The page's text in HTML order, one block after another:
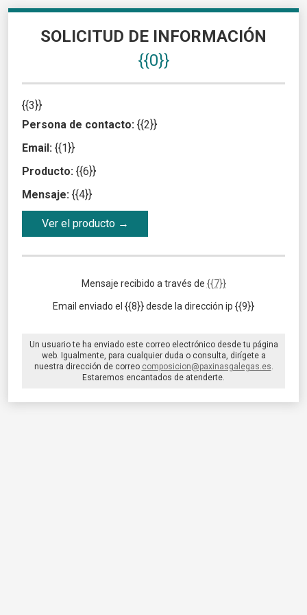
SOLICITUD DE INFORMACIÓN
{{0}}
{{3}}
Persona de contacto: {{2}}
Email: {{1}}
Producto: {{6}}
Mensaje: {{4}}
Ver el producto →
Mensaje recibido a través de {{7}}
Email enviado el {{8}} desde la dirección ip {{9}}
Un usuario te ha enviado este correo electrónico desde tu página
web. Igualmente, para cualquier duda o consulta, dirígete a
nuestra dirección de correo composicion@paxinasgalegas.es.
Estaremos encantados de atenderte.